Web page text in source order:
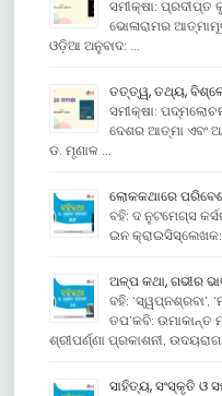
ସମୀକ୍ଷା: ପ୍ରଦୀପ୍ତ
ଭୋଳାରାମର
ଓଡ଼ିଆ ଅନୁବାଦ: …
ତତ୍ତ୍ୱ, ତଥ୍ୟ,
ସମୀକ୍ଷା:
ଦେଶର ଆତ୍ମା ଏବଂ
ଡ. ମୃଣାଳ …
ଲୋକକଥାରେ ପରିବେଶ
ବହି: ଦ ନୁଟମେଗ୍ସ
ଇନ
ଅଳ୍ପ କଥା, ଗଭୀର
ବହି: ‘ସ୍ୱପ୍ନଶ୍ରବା’,
ତପ’କବି: ଉମାକାନ୍ତ
ଶ୍ରୀପର୍ଣ୍ଣା ପ୍ରକାଶନୀ,
ସାହିତ୍ୟ, ସଂସ୍କୃତି ଓ